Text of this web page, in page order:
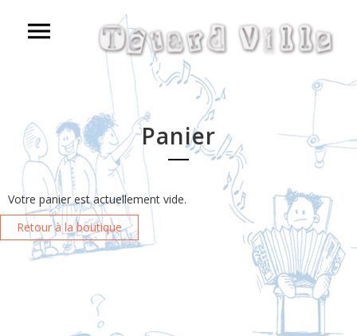
Panier
Votre panier est actuellement vide.
Retour à la boutique